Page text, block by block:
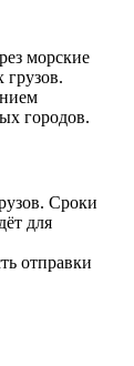
морские
городов.
Сроки
для
отправки